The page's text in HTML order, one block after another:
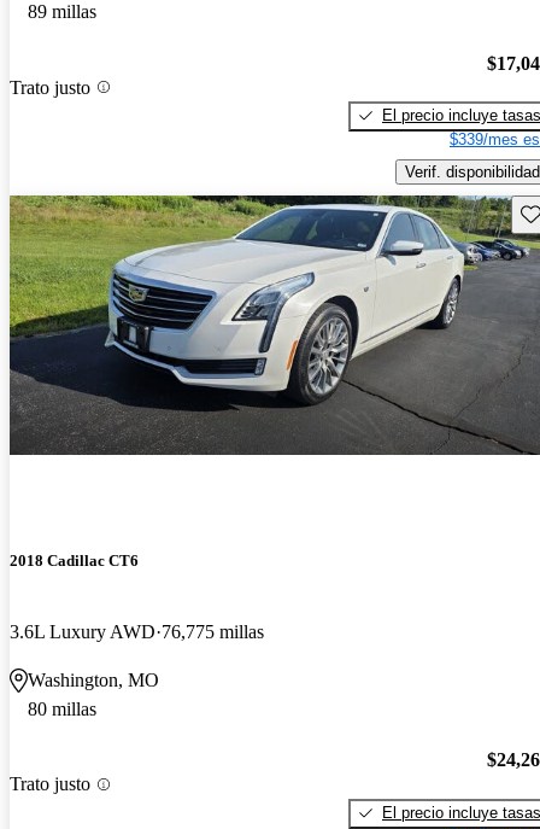
89 millas
Trato justo
El precio incluye tasas
$339/mes
Verif. disponibilidad
2018 Cadillac CT6
3.6L Luxury AWD 76,775 millas
Washington, MO
80 millas
Trato justo
El precio incluye tasas